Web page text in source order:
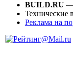
BUILD.RU —
Технические
Реклама на